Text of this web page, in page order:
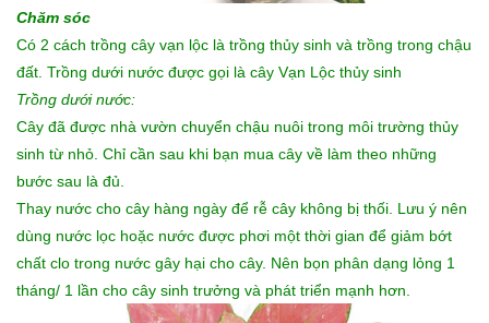
Chăm sóc
Có 2 cách trồng cây vạn lộc là trồng thủy sinh và trồng trong chậu
đất. Trồng dưới nước được gọi là cây Vạn Lộc thủy sinh
Trồng dưới nước:
Cây đã được nhà vườn chuyển chậu nuôi trong môi trường thủy
sinh từ nhỏ. Chỉ cần sau khi bạn mua cây về làm theo những
bước sau là đủ.
Thay nước cho cây hàng ngày để rễ cây không bị thối. Lưu ý nên
dùng nước lọc hoặc nước được phơi một thời gian để giảm bớt
chất clo trong nước gây hại cho cây. Nên bọn phân dạng lỏng 1
tháng/ 1 lần cho cây sinh trưởng và phát triển mạnh hơn.